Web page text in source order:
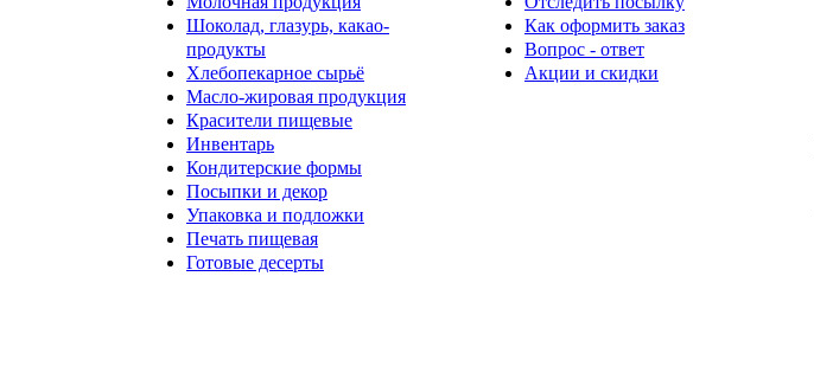
Шоколад, глазурь, какао-
продукты
Хлебопекарное сырьё
Масло-жировая продукция
Красители пищевые
Инвентарь
Кондитерские формы
Посыпки и декор
Упаковка и подложки
Печать пищевая
Готовые десерты
Как оформить заказ
Вопрос - ответ
Акции и скидки